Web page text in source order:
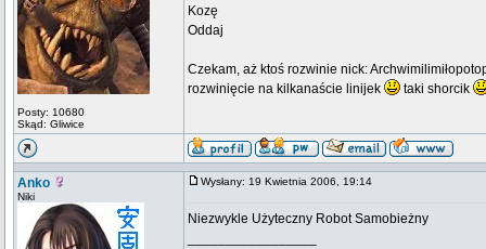
Posty: 10680
Skąd: Gliwice
Kozę
Oddaj
Czekam, aż ktoś rozwinie nick:
rozwinięcie na kilkanaście linijek
taki shorcik
Anko
Niki
Wysłany: 19 Kwietnia 2006, 19:14
Niezwykle Użyteczny Robot Samobieżny